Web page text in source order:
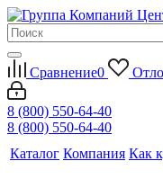
Сравнение0
8 (800) 550-64-40
8 (800) 550-64-40
Каталог Компания Как